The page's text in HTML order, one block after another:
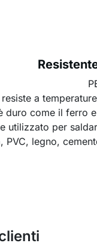
resiste a
duro come il ferro
utilizzato per
PVC, legno,